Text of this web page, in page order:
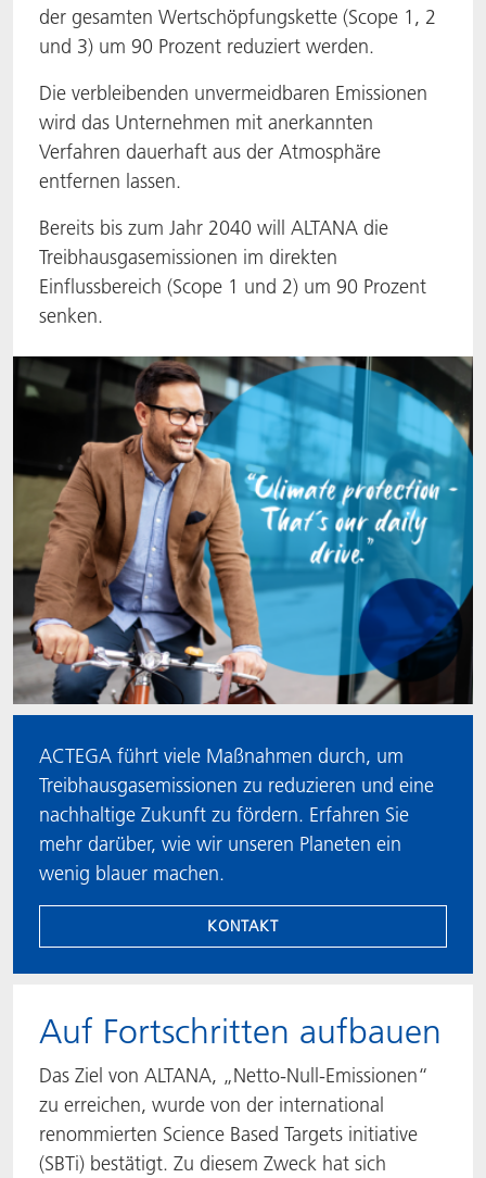
der gesamten Wertschöpfungskette (Scope 1, 2
und 3) um 90 Prozent reduziert werden.
Die verbleibenden unvermeidbaren Emissionen
wird das Unternehmen mit anerkannten
Verfahren dauerhaft aus der Atmosphäre
entfernen lassen.
Bereits bis zum Jahr 2040 will ALTANA die
Treibhausgasemissionen im direkten
Einflussbereich (Scope 1 und 2) um 90 Prozent
senken.
ACTEGA führt viele Maßnahmen durch, um
Treibhausgasemissionen zu reduzieren und eine
nachhaltige Zukunft zu fördern. Erfahren Sie
mehr darüber, wie wir unseren Planeten ein
wenig blauer machen.
KONTAKT
Auf Fortschritten aufbauen
Das Ziel von ALTANA, „Netto-Null-Emissionen“
zu erreichen, wurde von der international
renommierten Science Based Targets initiative
(SBTi) bestätigt. Zu diesem Zweck hat sich
ACTNext
BlisterKote
FoodClass
MotionCoat
PakSafe
PROVALIN
Let's ACT
FAQ
ACTEGA Rhenacoat
ACTEGA Schmid Rhyner